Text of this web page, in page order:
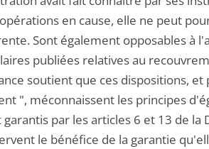
en cause, elle ne peut
Sont également opposables à
publiées relatives au
soutient que ces dispositions,
", méconnaissent les principes
par les articles 6 et 13 de
le bénéfice de la garantie